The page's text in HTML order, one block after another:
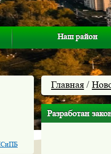
Наш район
Главная /
Разработан